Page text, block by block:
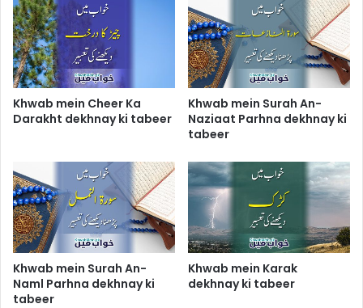
Khwab mein Cheer Ka
Darakht dekhnay ki tabeer
Khwab mein Surah An-
Naziaat Parhna dekhnay ki
tabeer
Khwab mein Surah An-
Naml Parhna dekhnay ki
tabeer
Khwab mein Karak
dekhnay ki tabeer